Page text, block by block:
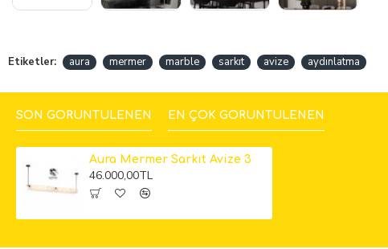
Etiketler: aura mermer marble sarkıt avize aydınlatma
SON GÖRÜNTÜLENEN EN ÇOK GÖRÜNTÜLENEN
Aura Mermer Sarkıt Avize 3
46.000,00TL